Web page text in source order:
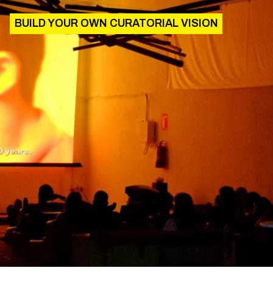
BUILD YOUR OWN CURATORIAL VISION